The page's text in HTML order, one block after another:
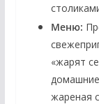
Меню:
«жарят
жареная